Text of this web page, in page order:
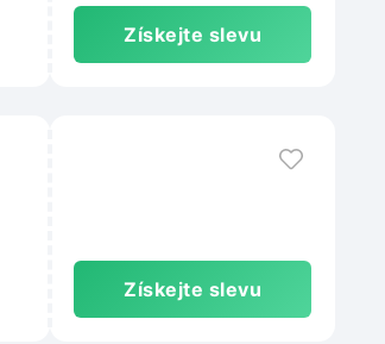
Získejte slevu
Získejte slevu